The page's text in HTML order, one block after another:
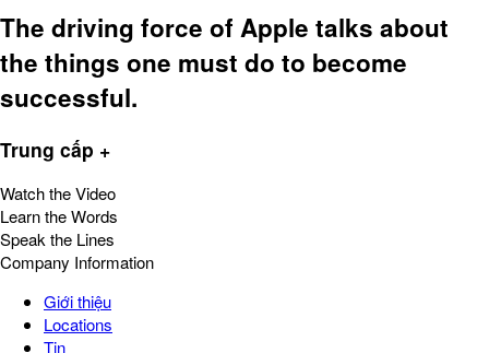
The driving force of Apple talks about
the things one must do to become
successful.
Trung cấp +
Watch the Video
Learn the Words
Speak the Lines
Company Information
Giới thiệu
Locations
Tin